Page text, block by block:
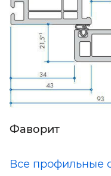
Фаворит
Все профильные